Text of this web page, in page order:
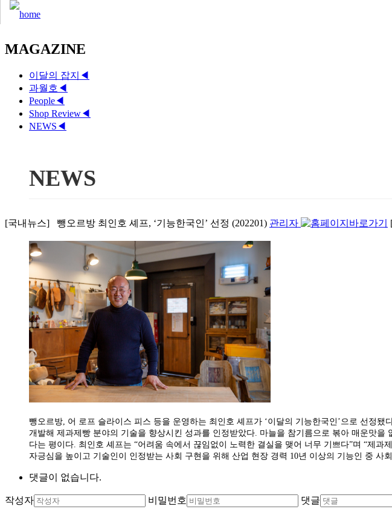
MAGAZINE
이달의 잡지 ◀
과월호 ◀
People◀
Shop Review◀
NEWS ◀
NEWS
[국내뉴스] 뺑오르방 최인호 셰프, ‘기능한국인’ 선정 (202201) 관리자
뺑오르방, 어 로프 슬라이스 피스 등을 운영하는 최인호 셰프가 ‘이달의 기능한국인’으로 선정
개발해 제과제빵 분야의 기술을 향상시킨 성과를 인정받았다. 마늘을 참기름으로 볶아 매운맛
다는 평이다. 최인호 셰프는 “어려움 속에서 끊임없이 노력한 결실을 맺어 너무 기쁘다”며 “제
자긍심을 높이고 기술인이 인정받는 사회 구현을 위해 산업 현장 경력 10년 이상의 기능인 중 사
댓글이 없습니다.
작성자 비밀번호 댓글